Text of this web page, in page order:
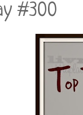
#300